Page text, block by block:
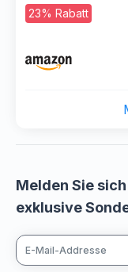
Gesichtskissen
Massagebett
Salons
23% Rabatt
Melden Sie
exklusive